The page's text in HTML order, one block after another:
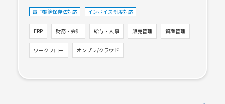
電子帳簿保存法対応 インボイス制度対応
ERP 財務・会計 給与・人事 販売管理 資産管理
ワークフロー オンプレ/クラウド